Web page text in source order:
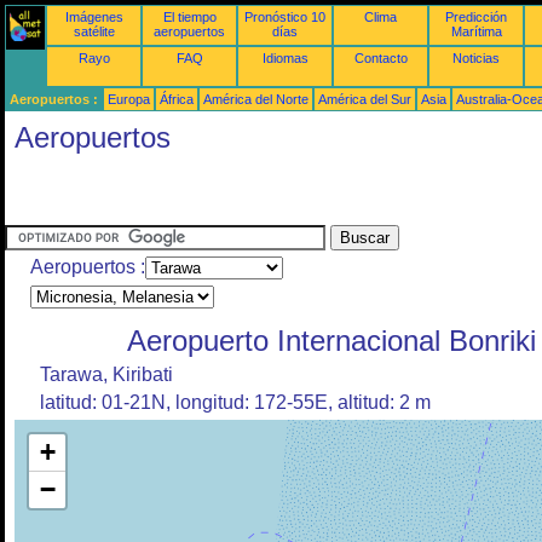
Imágenes
satélite
El tiempo
aeropuertos
Pronóstico 10
días
Clima
Predicción
Marítima
Rayo
FAQ Idiomas Contacto Noticias
Aeropuertos : Europa África América del Norte América del Sur Asia Australia-
Aeropuertos
Aeropuertos :
Aeropuerto Internacional Bonriki
Tarawa, Kiribati
latitud: 01-21N, longitud: 172-55E, altitud: 2 m
+
−